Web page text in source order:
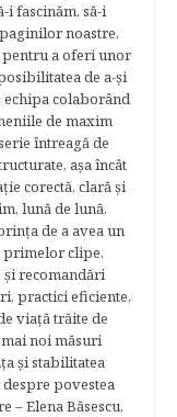
fascinăm, să-i
noastre.​
pentru a oferi unor
de a-şi
colaborând
de maxim
întreagă de
aşa încât
corectă, clară şi
lună de lună,
de a avea un
primelor clipe,
recomandări
practici eficiente,
viaţă trăite de
noi măsuri
şi stabilitatea
povestea
– Elena Băsescu,